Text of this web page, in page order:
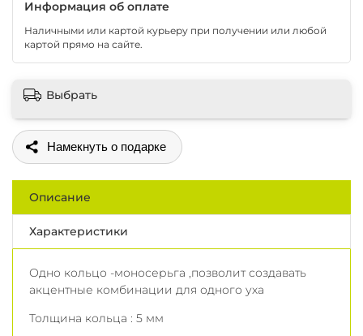
Информация об оплате
Наличными или картой курьеру при получении или любой
картой прямо на сайте.
Выбрать
Поделиться
Описание
Характеристики
Одно кольцо -моносерьга ,позволит создавать
акцентные комбинации для одного уха
Толщина кольца : 5 мм